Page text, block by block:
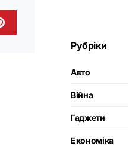
Рубріки
Авто
Війна
Гаджети
Економіка